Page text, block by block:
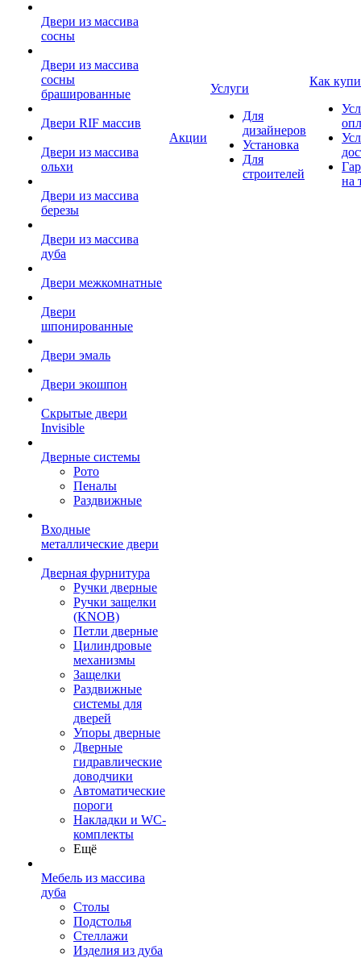
Двери из массива
сосны
Двери из массива
сосны
брашированные
Двери RIF массив
Двери из массива
ольхи
Двери из массива
березы
Двери из массива
дуба
Двери межкомнатные
Двери
шпонированные
Двери эмаль
Двери экошпон
Скрытые двери
Invisible
Дверные системы
Рото
Пеналы
Раздвижные
Входные
металлические двери
Дверная фурнитура
Ручки дверные
Ручки защелки
(KNOB)
Петли дверные
Цилиндровые
механизмы
Защелки
Раздвижные
системы для
дверей
Упоры дверные
Дверные
гидравлические
доводчики
Автоматические
пороги
Накладки и WC-
комплекты
Ещё
Мебель из массива
дуба
Столы
Подстолья
Стеллажи
Изделия из дуба
Акции
Услуги
Для
дизайнеров
Установка
Для
строителей
Как
на